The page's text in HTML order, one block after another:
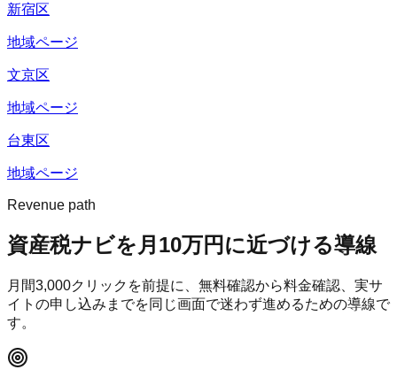
新宿区
地域ページ
文京区
地域ページ
台東区
地域ページ
Revenue path
資産税ナビを月10万円に近づける導線
月間3,000クリックを前提に、無料確認から料金確認、実サ
イトの申し込みまでを同じ画面で迷わず進めるための導線で
す。